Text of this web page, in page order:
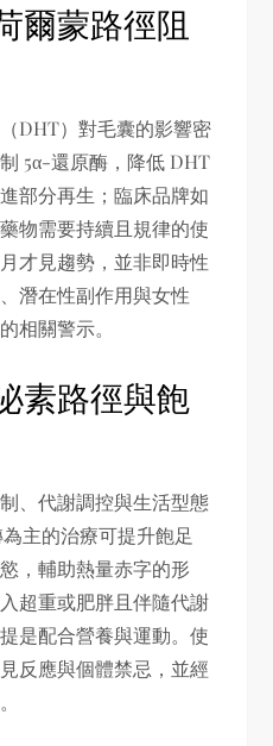
爾蒙路徑阻
DHT）對毛囊的影響密
5α-還原酶，降低 DHT
部分再生；臨床品牌如
物需要持續且規律的使
才見趨勢，並非即時性
潛在性副作用與女性
相關警示。
素路徑與飽
、代謝調控與生活型態
主的治療可提升飽足
，輔助熱量赤字的形
超重或肥胖且伴隨代謝
是配合營養與運動。使
反應與個體禁忌，並經